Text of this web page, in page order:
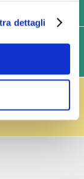
dettagli
Draft
€ 5,00 per ogni